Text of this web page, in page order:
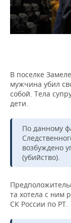
НЕФТЕХИМИЯ
НЕФТЬ
ЭНЕРГЕТИКА
РОЗНИЧНАЯ
НОВОСТИ
МЕРОПРИЯТИЯ
БИЗНЕС-
ОТКРЫТАЯ
ФУТБОЛ
БАСКЕТБОЛ
ВОЛЕЙБОЛ
КИБЕРСПОРТ
ФИГУРНОЕ
НОВОСТИ
ИСТОРИЯ
КУЛЬТУРА
МЕДИЦИНА
ФОТОГАЛЕРЕЯ
СПРАВОЧНИК
СПИСОК
СПИСОК
ПОЛНАЯ ВЕРСИЯ
В поселке
мужчина убил
собой. Тела
дети.
По данному
возбуждено
(убийство).
та хотела с ним
СК России по РТ.